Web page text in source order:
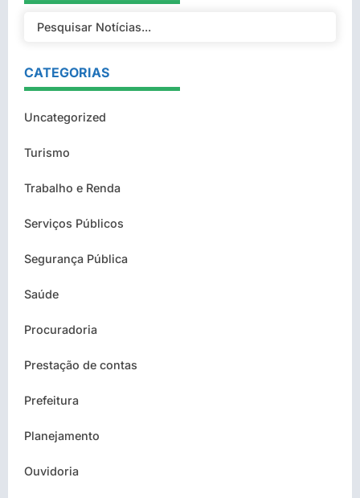
CATEGORIAS
Uncategorized
Turismo
Trabalho e Renda
Serviços Públicos
Segurança Pública
Saúde
Procuradoria
Prestação de contas
Prefeitura
Planejamento
Ouvidoria